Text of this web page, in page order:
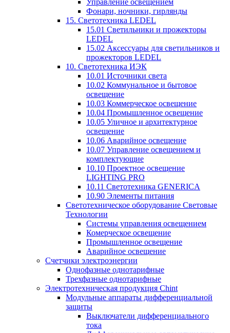
Фонари, ночники, гирлянды
15. Светотехника LEDEL
15.01 Светильники и прожекторы
LEDEL
15.02 Аксессуары для светильников и
прожекторов LEDEL
10. Светотехника ИЭК
10.01 Источники света
10.02 Коммунальное и бытовое
освещение
10.03 Коммерческое освещение
10.04 Промышленное освещение
10.05 Уличное и архитектурное
освещение
10.06 Аварийное освещение
10.07 Управление освещением и
комплектующие
10.10 Проектное освещение
LIGHTING PRO
10.11 Светотехника GENERICA
10.90 Элементы питания
Светотехническое оборудование Световые
Технологии
Системы управления освещением
Комерческое освещение
Промышленное освещение
Аварийное освещение
Счетчики электроэнергии
Однофазные однотарифные
Трехфазные однотарифные
Электротехническая продукция Chint
Модульные аппараты дифференциальной
защиты
Выключатели дифференциального
тока